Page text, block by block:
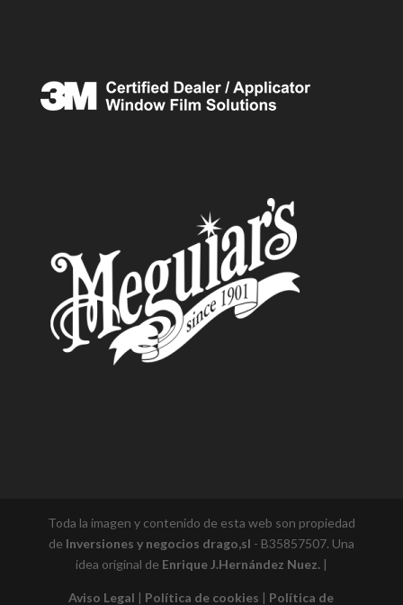
Toda la imagen y contenido de esta web son propiedad
de Inversiones y negocios drago,sl - B35857507. Una
idea original de Enrique J.Hernández Nuez.|
Aviso Legal | Política de cookies | Política de